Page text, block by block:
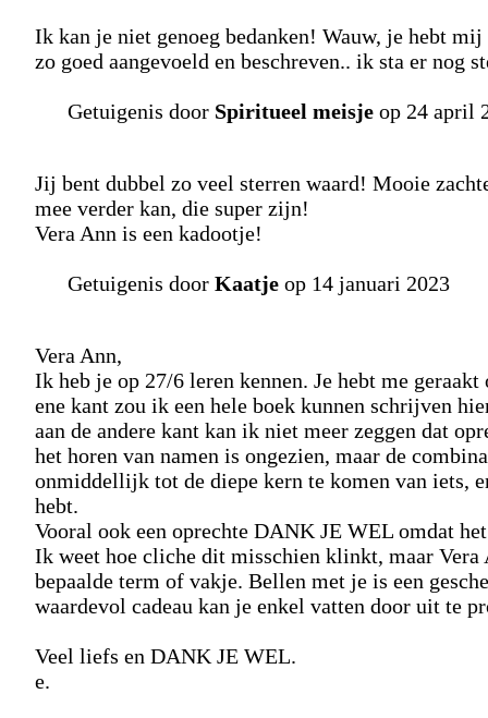
Ik kan je niet genoeg bedanken! Wauw, je hebt
zo goed aangevoeld en beschreven.. ik sta er nog
Getuigenis door Spiritueel meisje op 24 april
Jij bent dubbel zo veel sterren waard! Mooie
mee verder kan, die super zijn!
Vera Ann is een kadootje!
Getuigenis door Kaatje op 14 januari 2023
Vera Ann,
Ik heb je op 27/6 leren kennen. Je hebt me
ene kant zou ik een hele boek kunnen schrijven
aan de andere kant kan ik niet meer zeggen dat
het horen van namen is ongezien, maar de
onmiddellijk tot de diepe kern te komen van iets,
hebt.
Vooral ook een oprechte DANK JE WEL omdat
Ik weet hoe cliche dit misschien klinkt, maar Vera
bepaalde term of vakje. Bellen met je is een
waardevol cadeau kan je enkel vatten door uit te
Veel liefs en DANK JE WEL.
e.